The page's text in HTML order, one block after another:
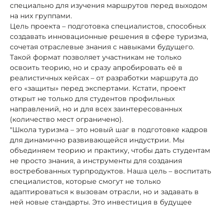
специально для изучения маршрутов перед выходом
на них группами.
Цель проекта – подготовка специалистов, способных
создавать инновационные решения в сфере туризма,
сочетая отраслевые знания с навыками будущего.
Такой формат позволяет участникам не только
освоить теорию, но и сразу апробировать её в
реалистичных кейсах – от разработки маршрута до
его «защиты» перед экспертами. Кстати, проект
открыт не только для студентов профильных
направлений, но и для всех заинтересованных
(количество мест ограничено).
"Школа туризма – это новый шаг в подготовке кадров
для динамично развивающейся индустрии. Мы
объединяем теорию и практику, чтобы дать студентам
не просто знания, а инструменты для создания
востребованных турпродуктов. Наша цель – воспитать
специалистов, которые смогут не только
адаптироваться к вызовам отрасли, но и задавать в
ней новые стандарты. Это инвестиция в будущее